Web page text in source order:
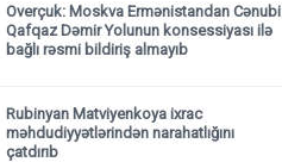
Overçuk: Moskva Ermənistandan Cənubi
Qafqaz Dəmir Yolunun konsessiyası ilə
bağlı rəsmi bildiriş almayıb
Rubinyan Matviyenkoya ixrac
məhdudiyyətlərindən narahatlığını
çatdırıb